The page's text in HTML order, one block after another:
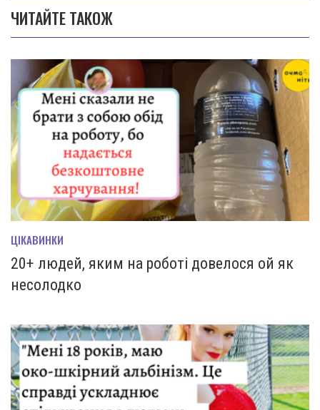
ЧИТАЙТЕ ТАКОЖ
ЦІКАВИНКИ
20+ людей, яким на роботі довелося ой як
несолодко